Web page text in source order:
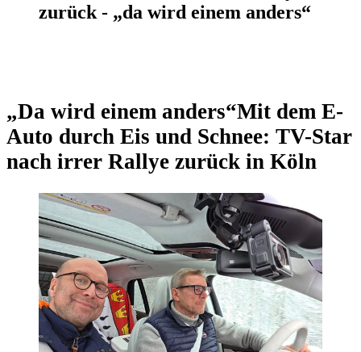
zurück - „da wird einem anders“
„Da wird einem anders“Mit dem E-
Auto durch Eis und Schnee: TV-Star
nach irrer Rallye zurück in Köln